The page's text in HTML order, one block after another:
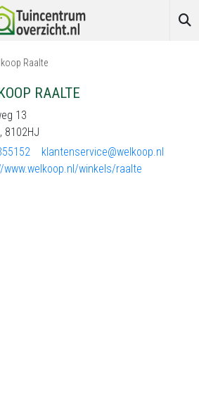
Raalte
RAALTE
13
8102HJ
klantenservice@welkoop.nl
winkels/raalte